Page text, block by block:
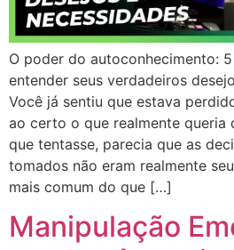
O poder do autoconhecimento:
entender seus verdadeiros
Você já sentiu que estava
ao certo o que realmente queria
que tentasse, parecia que as
tomados não eram realmente
mais comum do que […]
Manipulação